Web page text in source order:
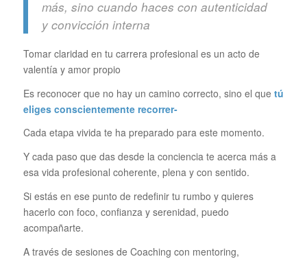
más, sino cuando haces con autenticidad
y convicción interna
Tomar claridad en tu carrera profesional es un acto de
valentía y amor propio
Es reconocer que no hay un camino correcto, sino el que tú
eliges conscientemente recorrer-
Cada etapa vivida te ha preparado para este momento.
Y cada paso que das desde la conciencia te acerca más a
esa vida profesional coherente, plena y con sentido.
Si estás en ese punto de redefinir tu rumbo y quieres
hacerlo con foco, confianza y serenidad, puedo
acompañarte.
A través de sesiones de Coaching con mentoring,